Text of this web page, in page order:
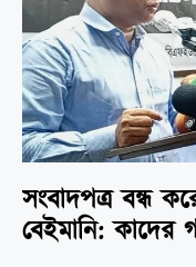
সংবাদপত্র বন্ধ
বেইমানি: কাদের